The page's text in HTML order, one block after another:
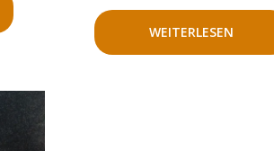
WEITERLESEN